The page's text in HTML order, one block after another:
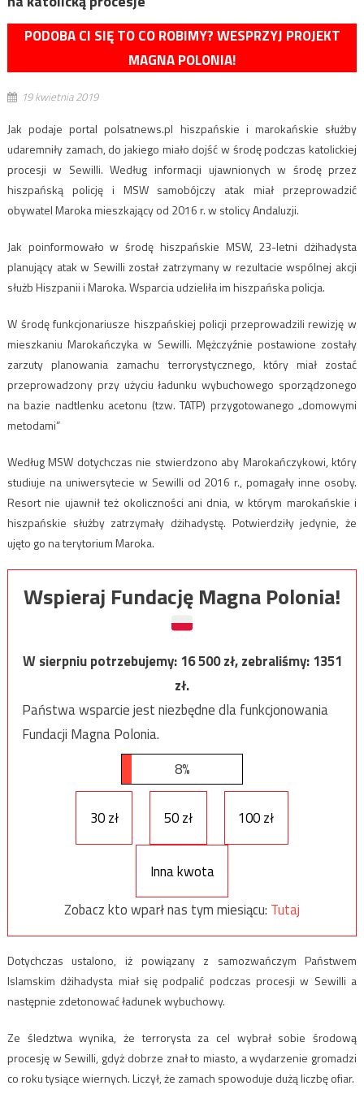
PODOBA CI SIĘ TO CO ROBIMY? WESPRZYJ PROJEKT
MAGNA POLONIA!
19 kwietnia 2019
Jak podaje portal polsatnews.pl hiszpańskie i marokańskie służby
udaremniły zamach, do jakiego miało dojść w środę podczas katolickiej
procesji w Sewilli. Według informacji ujawnionych w środę przez
hiszpańską policję i MSW samobójczy atak miał przeprowadzić
obywatel Maroka mieszkający od 2016 r. w stolicy Andaluzji.
Jak poinformowało w środę hiszpańskie MSW, 23-letni dżihadysta
planujący atak w Sewilli został zatrzymany w rezultacie wspólnej akcji
służb Hiszpanii i Maroka. Wsparcia udzieliła im hiszpańska policja.
W środę funkcjonariusze hiszpańskiej policji przeprowadzili rewizję w
mieszkaniu Marokańczyka w Sewilli. Mężczyźnie postawione zostały
zarzuty planowania zamachu terrorystycznego, który miał zostać
przeprowadzony przy użyciu ładunku wybuchowego sporządzonego
na bazie nadtlenku acetonu (tzw. TATP) przygotowanego „domowymi
metodami”
Według MSW dotychczas nie stwierdzono aby Marokańczykowi, który
studiuje na uniwersytecie w Sewilli od 2016 r., pomagały inne osoby.
Resort nie ujawnił też okoliczności ani dnia, w którym marokańskie i
hiszpańskie służby zatrzymały dżihadystę. Potwierdziły jedynie, że
ujęto go na terytorium Maroka.
Wspieraj Fundację Magna Polonia!
W sierpniu potrzebujemy:16 500zł, zebraliśmy:1351
zł.
Państwa wsparcie jest niezbędne dla funkcjonowania
Fundacji Magna Polonia.
8%
30 zł 50 zł 100 zł
Inna kwota
Zobacz kto wparł nas tym miesiącu: Tutaj
Dotychczas ustalono, iż powiązany z samozwańczym Państwem
Islamskim dżihadysta miał się podpalić podczas procesji w Sewilli a
następnie zdetonować ładunek wybuchowy.
Ze śledztwa wynika, że terrorysta za cel wybrał sobie środową
procesję w Sewilli, gdyż dobrze znał to miasto, a wydarzenie gromadzi
co roku tysiące wiernych. Liczył, że zamach spowoduje dużą liczbę ofiar.